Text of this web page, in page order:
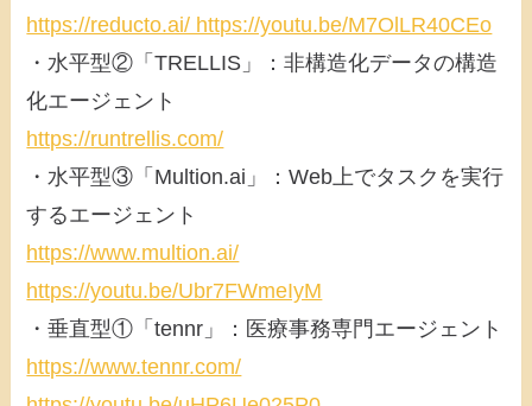
https://reducto.ai/ https://youtu.be/M7OlLR40CEo
・水平型②「TRELLIS」：非構造化データの構造
化エージェント
https://runtrellis.com/
・水平型③「Multion.ai」：Web上でタスクを実行
するエージェント
https://www.multion.ai/
https://youtu.be/Ubr7FWmeIyM
・垂直型①「tennr」：医療事務専門エージェント
https://www.tennr.com/